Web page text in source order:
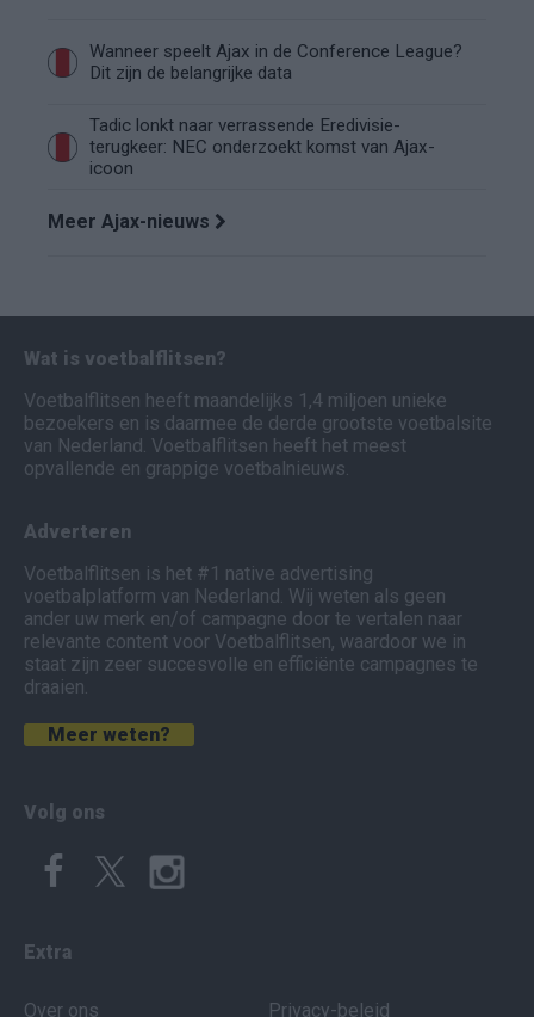
Wanneer speelt Ajax in de Conference League?
Dit zijn de belangrijke data
Tadic lonkt naar verrassende Eredivisie-
terugkeer: NEC onderzoekt komst van Ajax-
icoon
Meer Ajax-nieuws
Wat is voetbalflitsen?
Voetbalflitsen heeft maandelijks 1,4 miljoen unieke
bezoekers en is daarmee de derde grootste voetbalsite
van Nederland. Voetbalflitsen heeft het meest
opvallende en grappige voetbalnieuws.
Adverteren
Voetbalflitsen is het #1 native advertising
voetbalplatform van Nederland. Wij weten als geen
ander uw merk en/of campagne door te vertalen naar
relevante content voor Voetbalflitsen, waardoor we in
staat zijn zeer succesvolle en efficiënte campagnes te
draaien.
Meer weten?
Volg ons
Extra
Over ons Privacy-beleid